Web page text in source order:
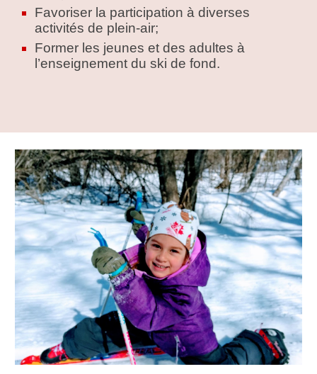
Favoriser la participation à diverses
activités de plein-air;
Former les jeunes et des adultes à
l’enseignement du ski de fond.